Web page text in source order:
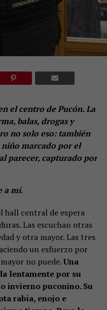
el centro de Pucón. La
balas, drogas y
no solo eso: también
marcado por el
parecer, capturado por
a mí.
hall central de espera
Las escuchan otras
y otra mayor. Las tres
un esfuerzo por
no puede.Una
lentamente por su
invierno puconino. Su
rabia, enojo e